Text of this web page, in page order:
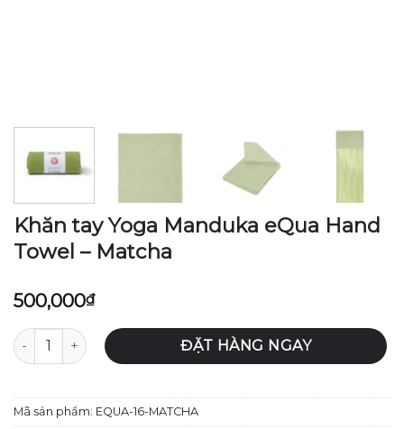
Khăn tay Yoga Manduka eQua Hand
Towel – Matcha
500,000₫
Khăn tay Yoga Manduka eQua Hand Towel - Matcha số
ĐẶT HÀNG NGAY
Mã sản phẩm: EQUA-16-MATCHA